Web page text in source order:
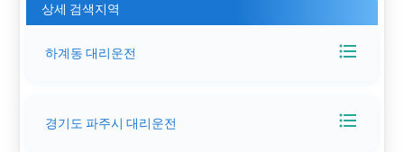
상세 검색지역
하계동 대리운전 format_list_bulleted
경기도 파주시 대리운전 format_list_bulleted